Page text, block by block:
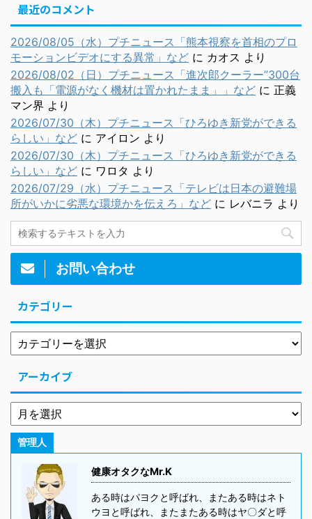
最近のコメント
2026/08/05（水）プチニュース「熊本視察を首相のプロ
モーションビデオにする異常」など に カオス より
2026/08/02（日）プチニュース「進次郎クーラー”300台
搬入も「電源がなく機材は置かれたまま」」など に 正義
マン界 より
2026/07/30（木）プチニュース「ひろゆき新党ができる
らしい」など に アイロン より
2026/07/30（木）プチニュース「ひろゆき新党ができる
らしい」など に ワロタ より
2026/07/29（水）プチニュース「テレビは日本の避難場
所がいかに劣悪な環境かを伝えろ」など に レバニラ より
お問い合わせ
カテゴリー
アーカイブ
管理人
健康オタクなMr.K
ある時はパヨクと呼ばれ、またある時はネト
ウヨと呼ばれ、またまたある時はヤ〇ダと呼